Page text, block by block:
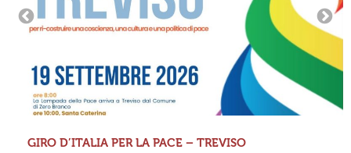
GIRO D’ITALIA PER LA PACE – TREVISO